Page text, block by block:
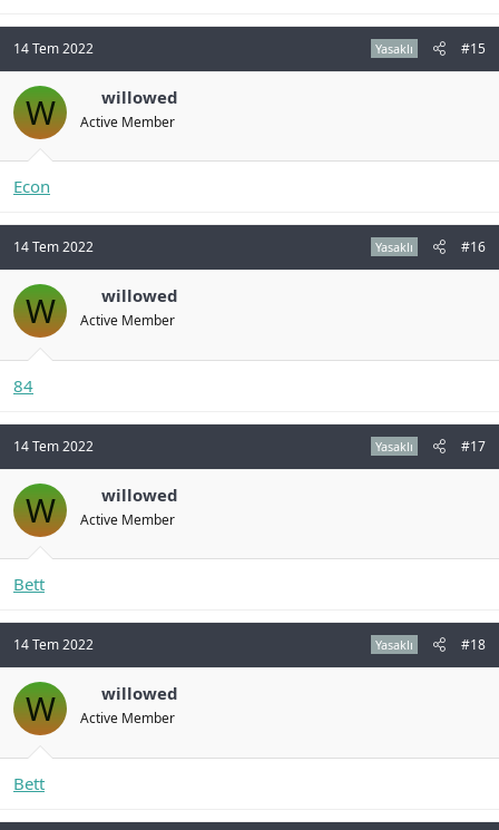
14 Tem 2022 Yasaklı #15
W willowed
Active Member
Econ
14 Tem 2022 Yasaklı #16
W willowed
Active Member
84
14 Tem 2022 Yasaklı #17
W willowed
Active Member
Bett
14 Tem 2022 Yasaklı #18
W willowed
Active Member
Bett